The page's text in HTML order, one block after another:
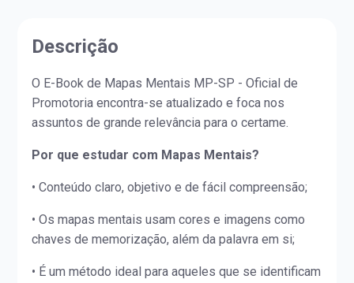
Descrição
O E-Book de Mapas Mentais MP-SP - Oficial de
Promotoria encontra-se atualizado e foca nos
assuntos de grande relevância para o certame.
Por que estudar com Mapas Mentais?
• Conteúdo claro, objetivo e de fácil compreensão;
• Os mapas mentais usam cores e imagens como
chaves de memorização, além da palavra em si;
• É um método ideal para aqueles que se identificam